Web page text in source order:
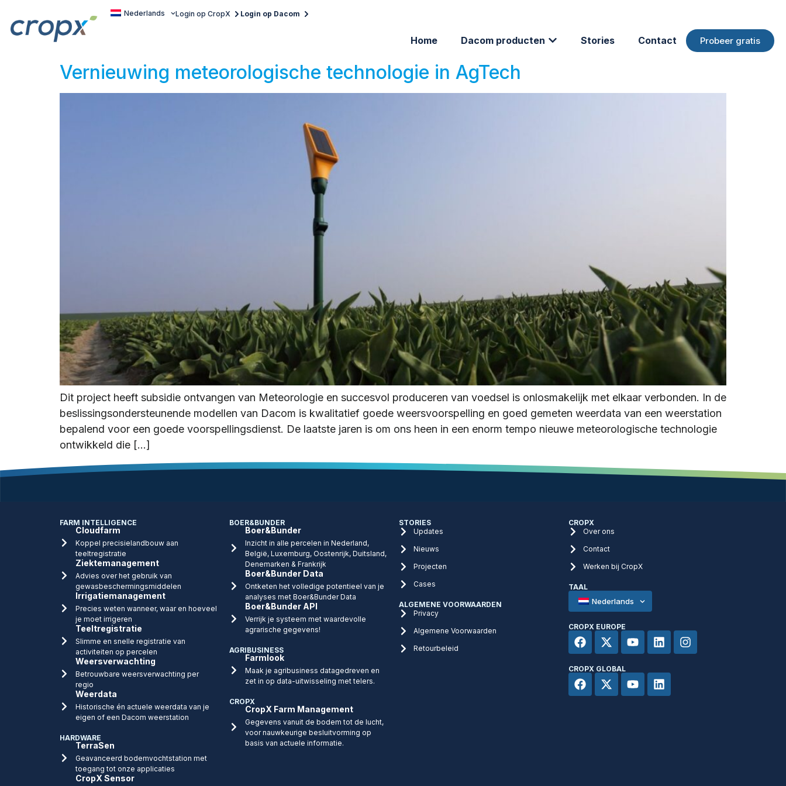
Nederlands Login op CropX Login op Dacom
Home Dacom producten Stories Contact Probeer gratis
Vernieuwing meteorologische technologie in AgTech
Dit project heeft subsidie ontvangen van Meteorologie en succesvol produceren van voedsel is onlosmakelijk met elkaar verbonden. In de
beslissingsondersteunende modellen van Dacom is kwalitatief goede weersvoorspelling en goed gemeten weerdata van een weerstation
bepalend voor een goede voorspellingsdienst. De laatste jaren is om ons heen in een enorm tempo nieuwe meteorologische technologie
ontwikkeld die […]
FARM INTELLIGENCE
Cloudfarm
Koppel precisielandbouw aan
teeltregistratie
Ziektemanagement
Advies over het gebruik van
gewasbeschermingsmiddelen
Irrigatiemanagement
Precies weten wanneer, waar en hoeveel
je moet irrigeren
Teeltregistratie
Slimme en snelle registratie van
activiteiten op percelen
Weersverwachting
Betrouwbare weersverwachting per
regio
Weerdata
Historische én actuele weerdata van je
eigen of een Dacom weerstation
HARDWARE
TerraSen
Geavanceerd bodemvochtstation met
toegang tot onze applicaties
CropX Sensor
BOER&BUNDER
Boer&Bunder
Inzicht in alle percelen in Nederland,
België, Luxemburg, Oostenrijk, Duitsland,
Denemarken & Frankrijk
Boer&Bunder Data
Ontketen het volledige potentieel van je
analyses met Boer&Bunder Data
Boer&Bunder API
Verrijk je systeem met waardevolle
agrarische gegevens!
AGRIBUSINESS
Farmlook
Maak je agribusiness datagedreven en
zet in op data-uitwisseling met telers.
CROPX
CropX Farm Management
Gegevens vanuit de bodem tot de lucht,
voor nauwkeurige besluitvorming op
basis van actuele informatie.
STORIES
Updates
Nieuws
Projecten
Cases
ALGEMENE VOORWAARDEN
Privacy
Algemene Voorwaarden
Retourbeleid
CROPX
Over ons
Contact
Werken bij CropX
TAAL
Nederlands
CROPX EUROPE
CROPX GLOBAL